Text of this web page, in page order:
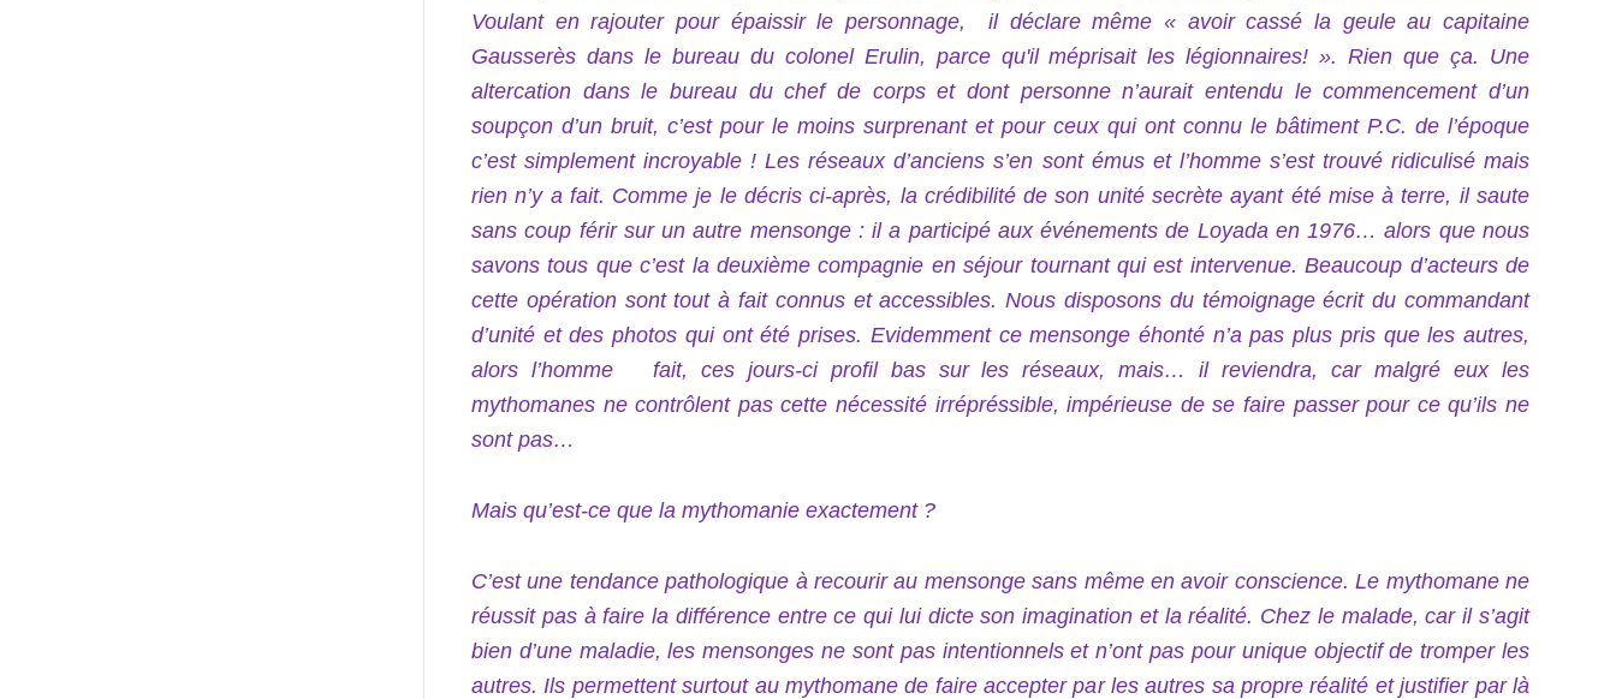
Voulant en rajouter pour épaissir le personnage, il déclare même « avoir cassé la geule au capitaine
Gausserès dans le bureau du colonel Erulin, parce qu'il méprisait les légionnaires! ». Rien que ça. Une
altercation dans le bureau du chef de corps et dont personne n’aurait entendu le commencement d’un
soupçon d’un bruit, c’est pour le moins surprenant et pour ceux qui ont connu le bâtiment P.C. de l’époque
c’est simplement incroyable ! Les réseaux d’anciens s’en sont émus et l’homme s’est trouvé ridiculisé mais
rien n’y a fait. Comme je le décris ci-après, la crédibilité de son unité secrète ayant été mise à terre, il saute
sans coup férir sur un autre mensonge : il a participé aux événements de Loyada en 1976… alors que nous
savons tous que c’est la deuxième compagnie en séjour tournant qui est intervenue. Beaucoup d’acteurs de
cette opération sont tout à fait connus et accessibles. Nous disposons du témoignage écrit du commandant
d’unité et des photos qui ont été prises. Evidemment ce mensonge éhonté n’a pas plus pris que les autres,
alors l’homme fait, ces jours-ci profil bas sur les réseaux, mais… il reviendra, car malgré eux les
mythomanes ne contrôlent pas cette nécessité irrépréssible, impérieuse de se faire passer pour ce qu’ils ne
sont pas…
Mais qu’est-ce que la mythomanie exactement ?
C’est une tendance pathologique à recourir au mensonge sans même en avoir conscience. Le mythomane ne
réussit pas à faire la différence entre ce qui lui dicte son imagination et la réalité. Chez le malade, car il s’agit
bien d’une maladie, les mensonges ne sont pas intentionnels et n’ont pas pour unique objectif de tromper les
autres. Ils permettent surtout au mythomane de faire accepter par les autres sa propre réalité et justifier par là